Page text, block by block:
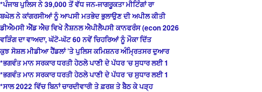
*ਪੰਜਾਬ ਪੁਲਿਸ ਨੇ 39,000 ਤੋਂ ਵੱਧ ਜਨ-ਜਾਗਰੂਕਤਾ ਮੀਟਿੰਗਾਂ ਰਾ
ਬਘੇਲ ਨੇ ਕਾਂਗਰਸੀਆਂ ਨੂੰ ਆਪਸੀ ਮਤਭੇਦ ਭੁਲਾਉਣ ਦੀ ਅਪੀਲ ਕੀਤੀ
ਡੀਐਮਸੀ ਐਂਡ ਐਚ ਵਿਖੇ ਨੈਸ਼ਨਲ ਐਪੀਲੈਪਸੀ ਕਾਨਫਰੰਸ (econ 2026
ਵੜਿੰਗ ਦਾ ਵਾਅਦਾ, ਘੱਟੋ-ਘੱਟ 60 ਨਵੇਂ ਚਿਹਰਿਆਂ ਨੂੰ ਮੌਕਾ ਦਿੱਤ
ਕੁਝ ਸੋਸ਼ਲ ਮੀਡੀਆ ਹੈਂਡਲਾਂ ’ਤੇ ਪੁਲਿਸ ਕਮਿਸ਼ਨਰ ਅੰਮ੍ਰਿਤਸਰ ਦੁਆਰ
*ਭਗਵੰਤ ਮਾਨ ਸਰਕਾਰ ਧਰਤੀ ਹੇਠਲੇ ਪਾਣੀ ਦੇ ਪੱਧਰ ‘ਚ ਸੁਧਾਰ ਲਈ 1
*ਭਗਵੰਤ ਮਾਨ ਸਰਕਾਰ ਧਰਤੀ ਹੇਠਲੇ ਪਾਣੀ ਦੇ ਪੱਧਰ ‘ਚ ਸੁਧਾਰ ਲਈ 1
*ਸਾਲ 2022 ਵਿੱਚ ਬਿਨਾਂ ਚਾਰਦੀਵਾਰੀ ਤੇ ਫ਼ਰਸ਼ ਤੇ ਬੈਠ ਕੇ ਪੜ੍ਹ